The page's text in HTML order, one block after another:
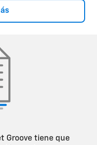
Groove tiene que